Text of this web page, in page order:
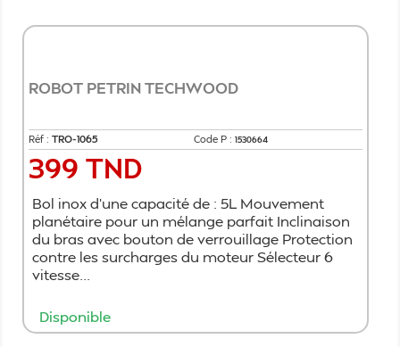
ROBOT PETRIN TECHWOOD
Réf : TRO-1065 Code P : 1530664
Prix
399 TND
Bol inox d’une capacité de : 5L Mouvement
planétaire pour un mélange parfait Inclinaison
du bras avec bouton de verrouillage Protection
contre les surcharges du moteur Sélecteur 6
vitesse...
Disponible